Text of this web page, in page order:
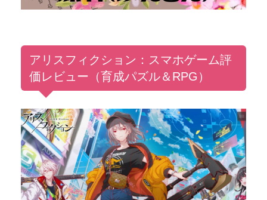
アリスフィクション：スマホゲーム評
価レビュー（育成パズル＆RPG）